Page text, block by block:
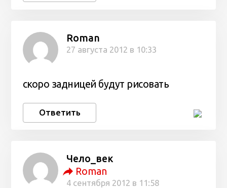
Roman
27 августа 2012 в 10:33
скоро задницей будут рисовать
Ответить
Чело_век
Roman
4 сентября 2012 в 11:58